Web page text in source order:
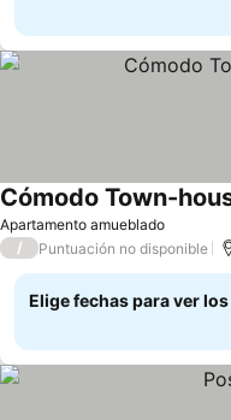
Apartamento amueblado
Cómodo Town-
/ Puntuación no disponible
Elige fechas para ver